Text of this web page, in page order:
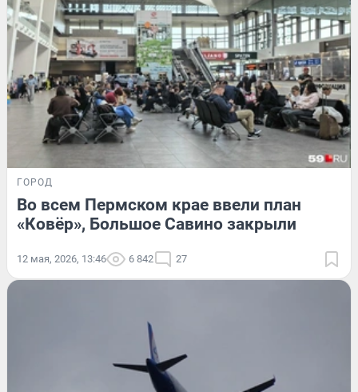
ГОРОД
Во всем Пермском крае ввели план
«Ковёр», Большое Савино закрыли
12 мая, 2026, 13:46 6 842 27